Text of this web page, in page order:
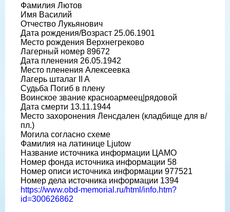
Фамилия Лютов
Имя Василий
Отчество Лукьянович
Дата рождения/Возраст 25.06.1901
Место рождения Верхнегреково
Лагерный номер 89672
Дата пленения 26.05.1942
Место пленения Алексеевка
Лагерь шталаг II A
Судьба Погиб в плену
Воинское звание красноармеец|рядовой
Дата смерти 13.11.1944
Место захоронения Ленсдален (кладбище для в/
пл.)
Могила согласно схеме
Фамилия на латинице Ljutow
Название источника информации ЦАМО
Номер фонда источника информации 58
Номер описи источника информации 977521
Номер дела источника информации 1394
https://www.obd-memorial.ru/html/info.htm?
id=300626862